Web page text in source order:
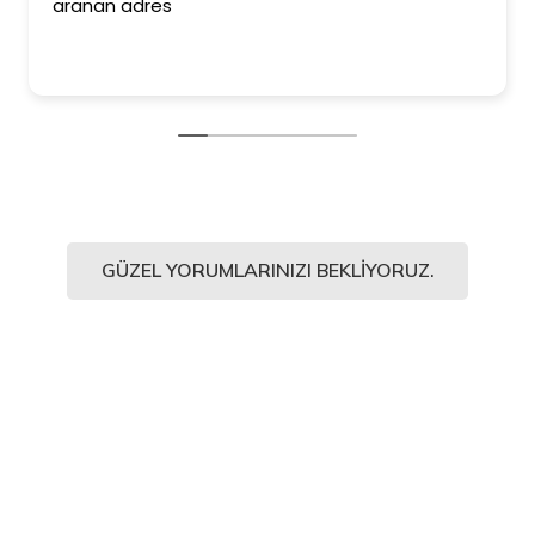
GÜZEL YORUMLARINIZI BEKLIYORUZ.